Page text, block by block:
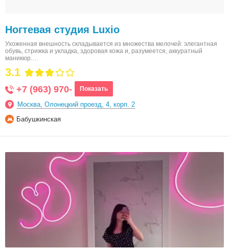
Ногтевая студия Luxio
Ухоженная внешность складывается из множества мелочей: элегантная
обувь, стрижка и укладка, здоровая кожа и, разумеется, аккуратный
маникюр.…
3.1
+7 (963) 970- Показать
Москва, Олонецкий проезд, 4, корп. 2
Бабушкинская